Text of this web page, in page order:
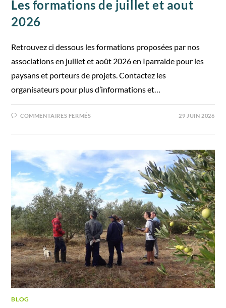
Les formations de juillet et aout
2026
Retrouvez ci dessous les formations proposées par nos
associations en juillet et août 2026 en Iparralde pour les
paysans et porteurs de projets. Contactez les
organisateurs pour plus d’informations et…
COMMENTAIRES FERMÉS 29 JUIN 2026
BLOG